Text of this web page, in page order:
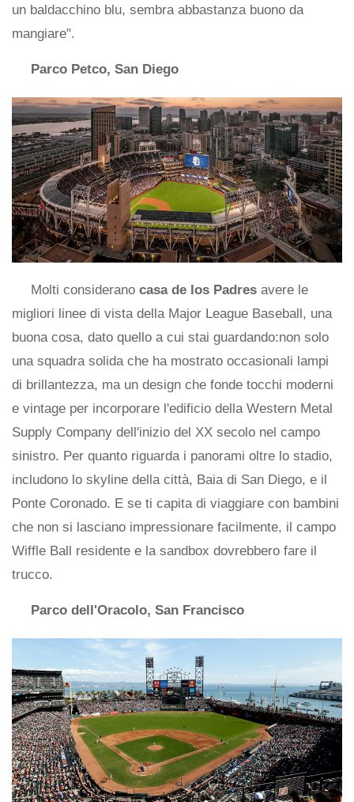
un baldacchino blu, sembra abbastanza buono da
mangiare".
Parco Petco, San Diego
Molti considerano casa de los Padres avere le
migliori linee di vista della Major League Baseball, una
buona cosa, dato quello a cui stai guardando:non solo
una squadra solida che ha mostrato occasionali lampi
di brillantezza, ma un design che fonde tocchi moderni
e vintage per incorporare l'edificio della Western Metal
Supply Company dell'inizio del XX secolo nel campo
sinistro. Per quanto riguarda i panorami oltre lo stadio,
includono lo skyline della città, Baia di San Diego, e il
Ponte Coronado. E se ti capita di viaggiare con bambini
che non si lasciano impressionare facilmente, il campo
Wiffle Ball residente e la sandbox dovrebbero fare il
trucco.
Parco dell'Oracolo, San Francisco